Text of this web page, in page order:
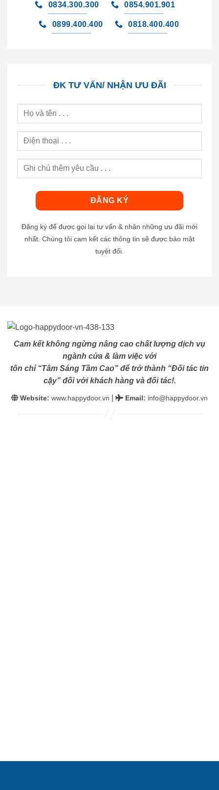
0834.300.300 0854.901.901
0899.400.400 0818.400.400
ĐK TƯ VẤN/ NHẬN ƯU ĐÃI
Đăng ký để được gọi lại tư vấn & nhận những ưu đãi mới
nhất. Chúng tôi cam kết các thông tin sẽ được bảo mật
tuyệt đối.
Cam kết không ngừng nâng cao chất lượng dịch vụ
ngành cửa & làm việc với
tôn chỉ “Tâm Sáng Tầm Cao” để trở thành “Đối tác tin
cậy” đối với khách hàng và đối tác!.
Website: www.happydoor.vn Email: info@happydoor.vn